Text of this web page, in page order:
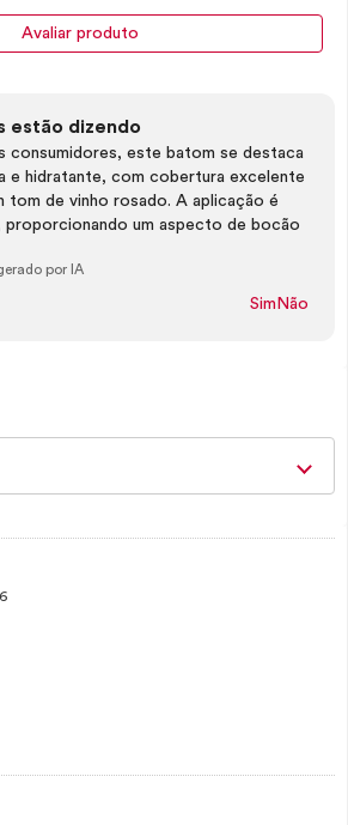
Avaliar produto
estão dizendo
consumidores, este batom se destaca
e hidratante, com cobertura excelente
tom de vinho rosado. A aplicação é
um aspecto de bocão
por IA
Sim Não